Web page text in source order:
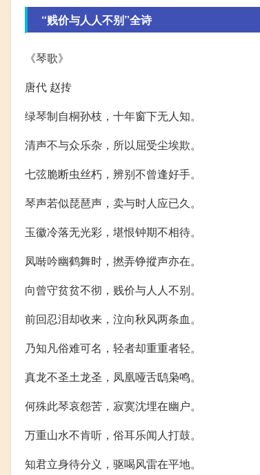
“贱价与人人不别”全诗
《琴歌》
唐代 赵抟
绿琴制自桐孙枝，十年窗下无人知。
清声不与众乐杂，所以屈受尘埃欺。
七弦脆断虫丝朽，辨别不曾逢好手。
琴声若似琵琶声，卖与时人应已久。
玉徽冷落无光彩，堪恨钟期不相待。
凤啭吟幽鹤舞时，撚弄铮摐声亦在。
向曾守贫贫不彻，贱价与人人不别。
前回忍泪却收来，泣向秋风两条血。
乃知凡俗难可名，轻者却重重者轻。
真龙不圣土龙圣，凤凰哑舌鸱枭鸣。
何殊此琴哀怨苦，寂寞沈埋在幽户。
万重山水不肯听，俗耳乐闻人打鼓。
知君立身待分义，驱喝风雷在平地。